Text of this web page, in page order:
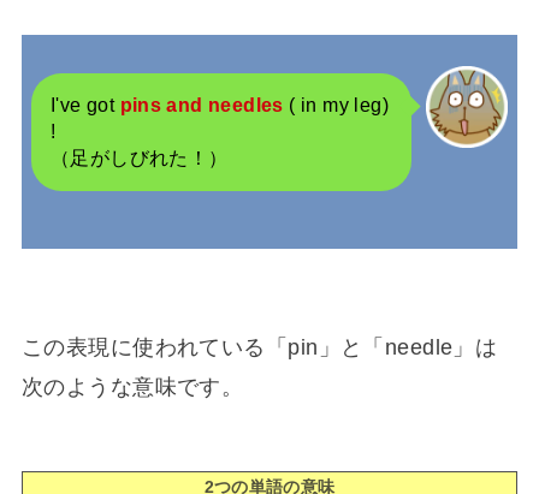
I've got pins and needles ( in my leg)
!
（足がしびれた！）
この表現に使われている「pin」と「needle」は
次のような意味です。
2つの単語の意味